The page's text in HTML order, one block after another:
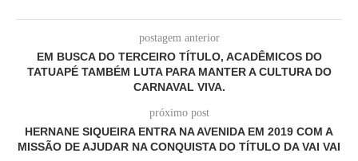
postagem anterior
EM BUSCA DO TERCEIRO TÍTULO, ACADÊMICOS DO
TATUAPÉ TAMBÉM LUTA PARA MANTER A CULTURA DO
CARNAVAL VIVA.
próximo post
HERNANE SIQUEIRA ENTRA NA AVENIDA EM 2019 COM A
MISSÃO DE AJUDAR NA CONQUISTA DO TÍTULO DA VAI VAI